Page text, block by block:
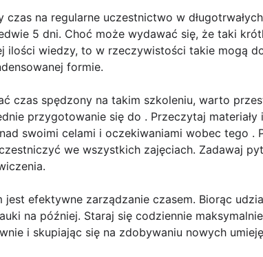
czas na regularne uczestnictwo w
5 dni. Choć może wydawać się, że taki
ilości wiedzy, to w rzeczywistości takie mogą
formie.
czas spędzony na takim szkoleniu, warto
przygotowanie się do . Przeczytaj
swoimi celami i oczekiwaniami wobec tego .
we wszystkich zajęciach. Zadawaj
jest efektywne zarządzanie czasem. Biorąc
na później. Staraj się codziennie
i skupiając się na zdobywaniu nowych